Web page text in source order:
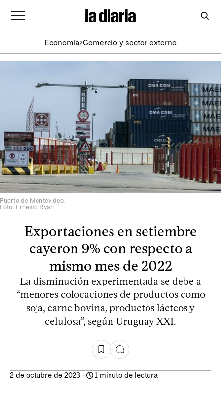
Economía Comercio y sector externo
Puerto de Montevideo.
Foto: Ernesto Ryan
Exportaciones en setiembre
cayeron 9% con respecto a
mismo mes de 2022
La disminución experimentada se debe a
“menores colocaciones de productos como
soja, carne bovina, productos lácteos y
celulosa”, según Uruguay XXI.
2 de octubre de 2023 - 1 minuto de lectura